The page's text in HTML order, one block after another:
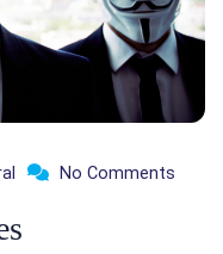
No Comments